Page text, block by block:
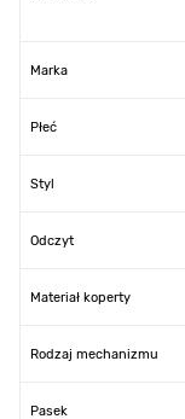
Marka
Płeć
Styl
Odczyt
Materiał koperty
Rodzaj mechanizmu
Pasek